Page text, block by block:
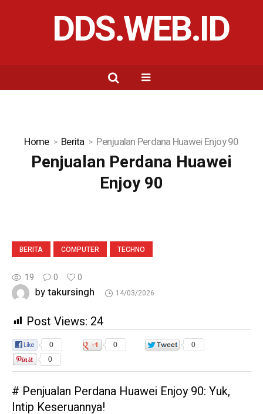
DDS.WEB.ID
Home Berita Penjualan Perdana Huawei Enjoy 90
Penjualan Perdana Huawei
Enjoy 90
BERITA COMPUTER TECHNO
19 0 0
bytakursingh 14/03/2026
Post Views: 24
0 0
0
0
# Penjualan Perdana Huawei Enjoy 90: Yuk,
Intip Keseruannya!